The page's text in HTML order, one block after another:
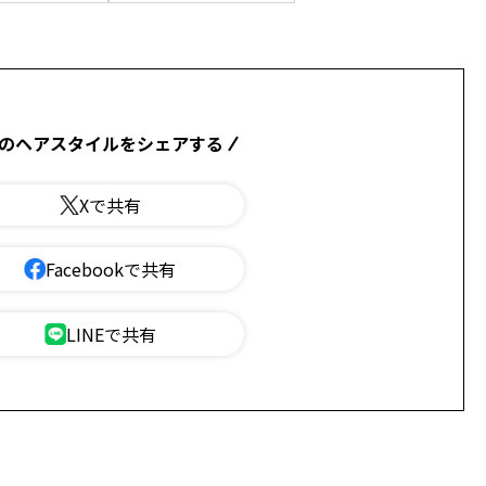
ヘアスタイルをシェアする
Xで共有
Facebookで共有
LINEで共有